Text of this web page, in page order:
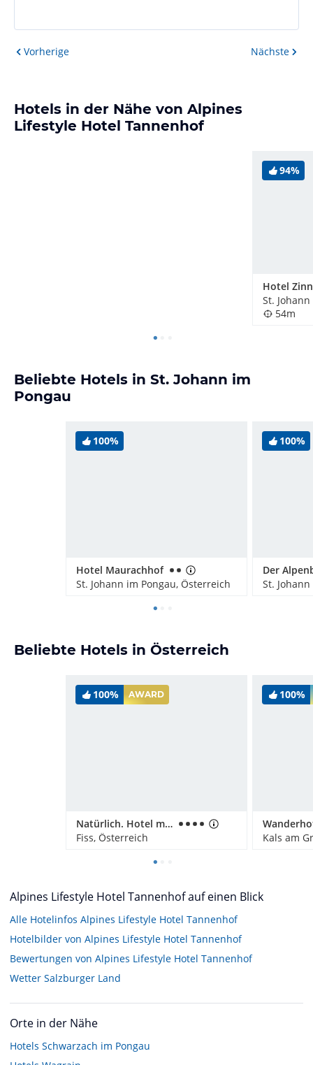
Vorherige Nächste
Hotels in der Nähe von Alpines
Lifestyle Hotel Tannenhof
94%
Hotel
St.
54m
Beliebte Hotels in St. Johann im
Pongau
100%
Hotel Maurachhof
St. Johann im Pongau, Österreich
100%
Der
St.
Beliebte Hotels in Österreich
100% AWARD
Natürlich. Hotel mit Charakter
Fiss, Österreich
100%
Kals am
Alpines Lifestyle Hotel Tannenhof auf einen Blick
Alle Hotelinfos Alpines Lifestyle Hotel Tannenhof
Hotelbilder von Alpines Lifestyle Hotel Tannenhof
Bewertungen von Alpines Lifestyle Hotel Tannenhof
Wetter Salzburger Land
Orte in der Nähe
Hotels Schwarzach im Pongau